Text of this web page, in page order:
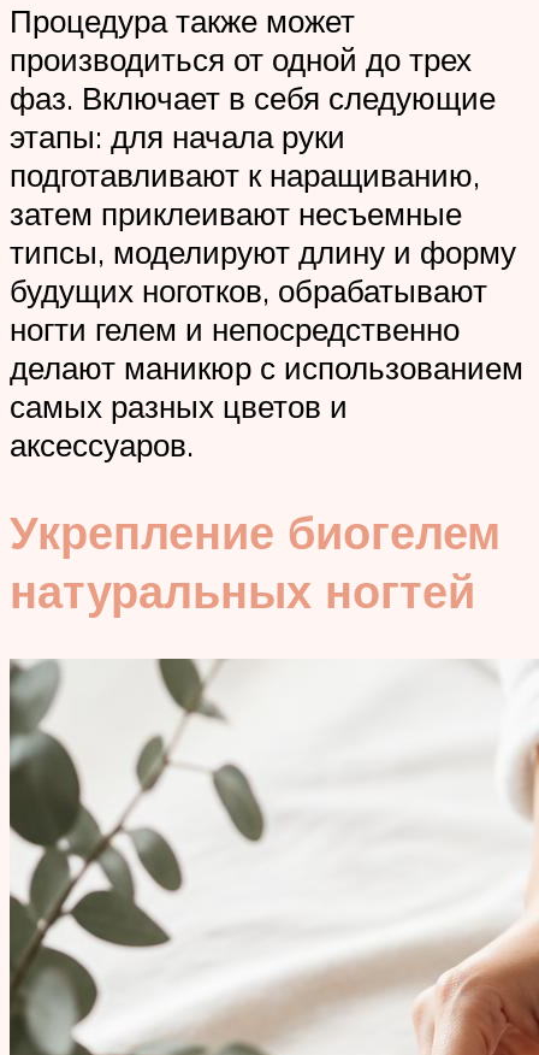
Процедура также может
производиться от одной до трех
фаз. Включает в себя следующие
этапы: для начала руки
подготавливают к наращиванию,
затем приклеивают несъемные
типсы, моделируют длину и форму
будущих ноготков, обрабатывают
ногти гелем и непосредственно
делают маникюр с использованием
самых разных цветов и
аксессуаров.
Укрепление биогелем
натуральных ногтей